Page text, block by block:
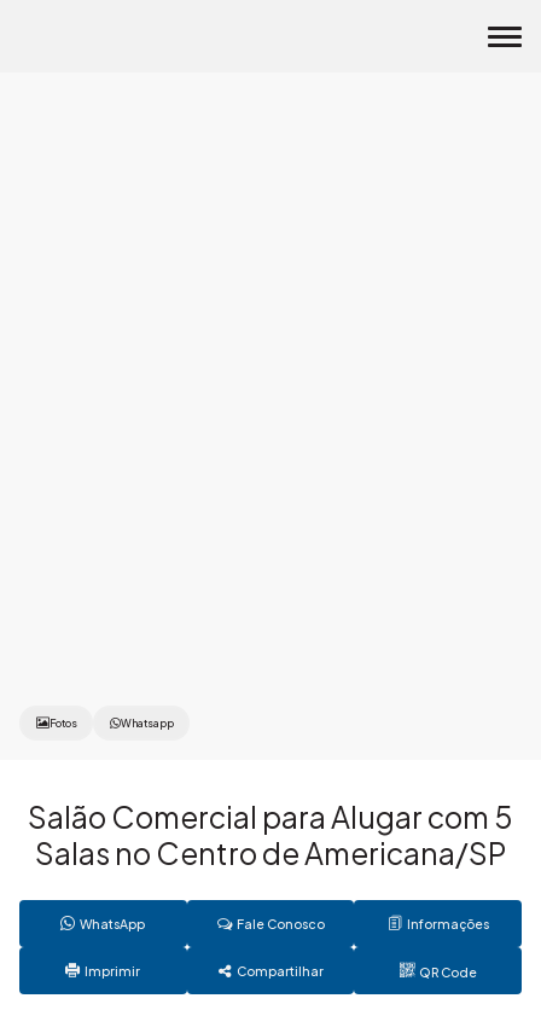
Fotos Whatsapp
Salão Comercial para Alugar com 5
Salas no Centro de Americana/SP
WhatsApp Fale Conosco Informações
Imprimir Compartilhar QR Code